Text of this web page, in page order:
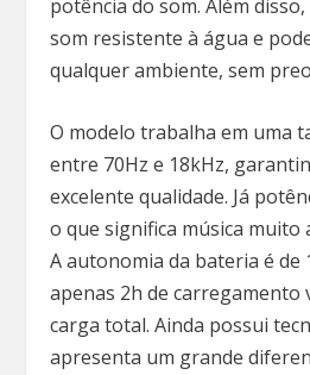
potência do som. Além disso,
som resistente à água e
qualquer ambiente, sem
O modelo trabalha em uma
entre 70Hz e 18kHz,
excelente qualidade. Já
o que significa música muito
A autonomia da bateria é de
apenas 2h de carregamento
carga total. Ainda possui
apresenta um grande